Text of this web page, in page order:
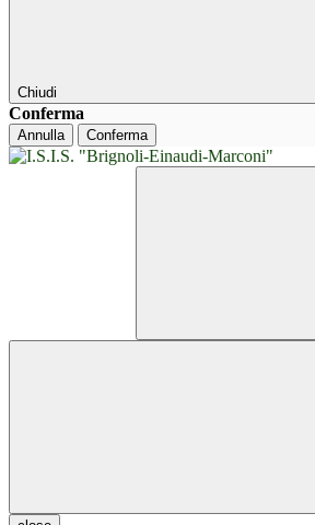
Chiudi
Conferma
Annulla Conferma